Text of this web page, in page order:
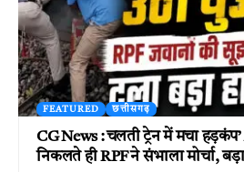
FEATURED छत्तीसगढ़
CG News : चलती ट्रेन में मचा
निकलते ही RPF ने संभाला मोर्चा,